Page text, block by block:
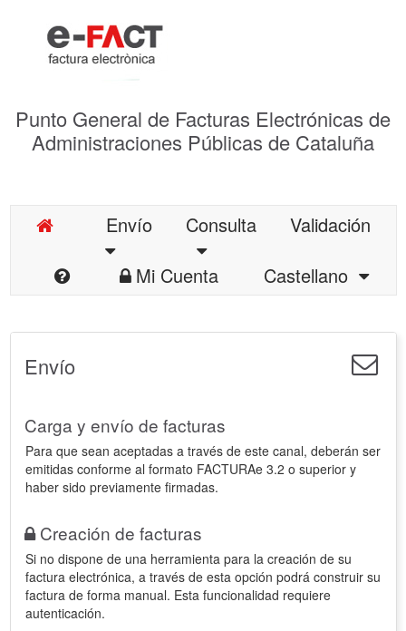
Punto General de Facturas Electrónicas de
Administraciones Públicas de Cataluña
Envío Consulta
Validación
Mi Cuenta
Castellano
Envío
Carga y envío de facturas
Para que sean aceptadas a través de este canal, deberán ser
emitidas conforme al formato FACTURAe 3.2 o superior y
haber sido previamente firmadas.
Creación de facturas
Si no dispone de una herramienta para la creación de su
factura electrónica, a través de esta opción podrá construir su
factura de forma manual. Esta funcionalidad requiere
autenticación.